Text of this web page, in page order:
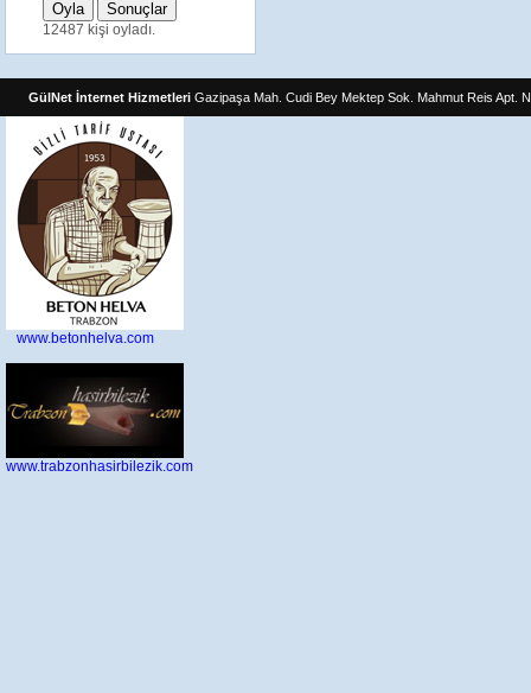
12487 kişi oyladı.
GülNet İnternet Hizmetleri Gazipaşa Mah. Cudi Bey Mektep Sok. Mahmut Reis
www.betonhelva.com
www.trabzonhasirbilezik.com